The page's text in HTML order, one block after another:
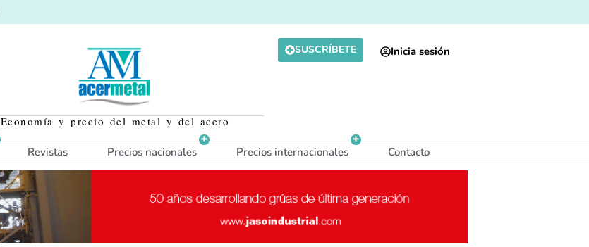
Economía y precio del metal y del acero
SUSCRÍBETE Inicia sesión
Revistas Precios nacionales Precios internacionales Contacto